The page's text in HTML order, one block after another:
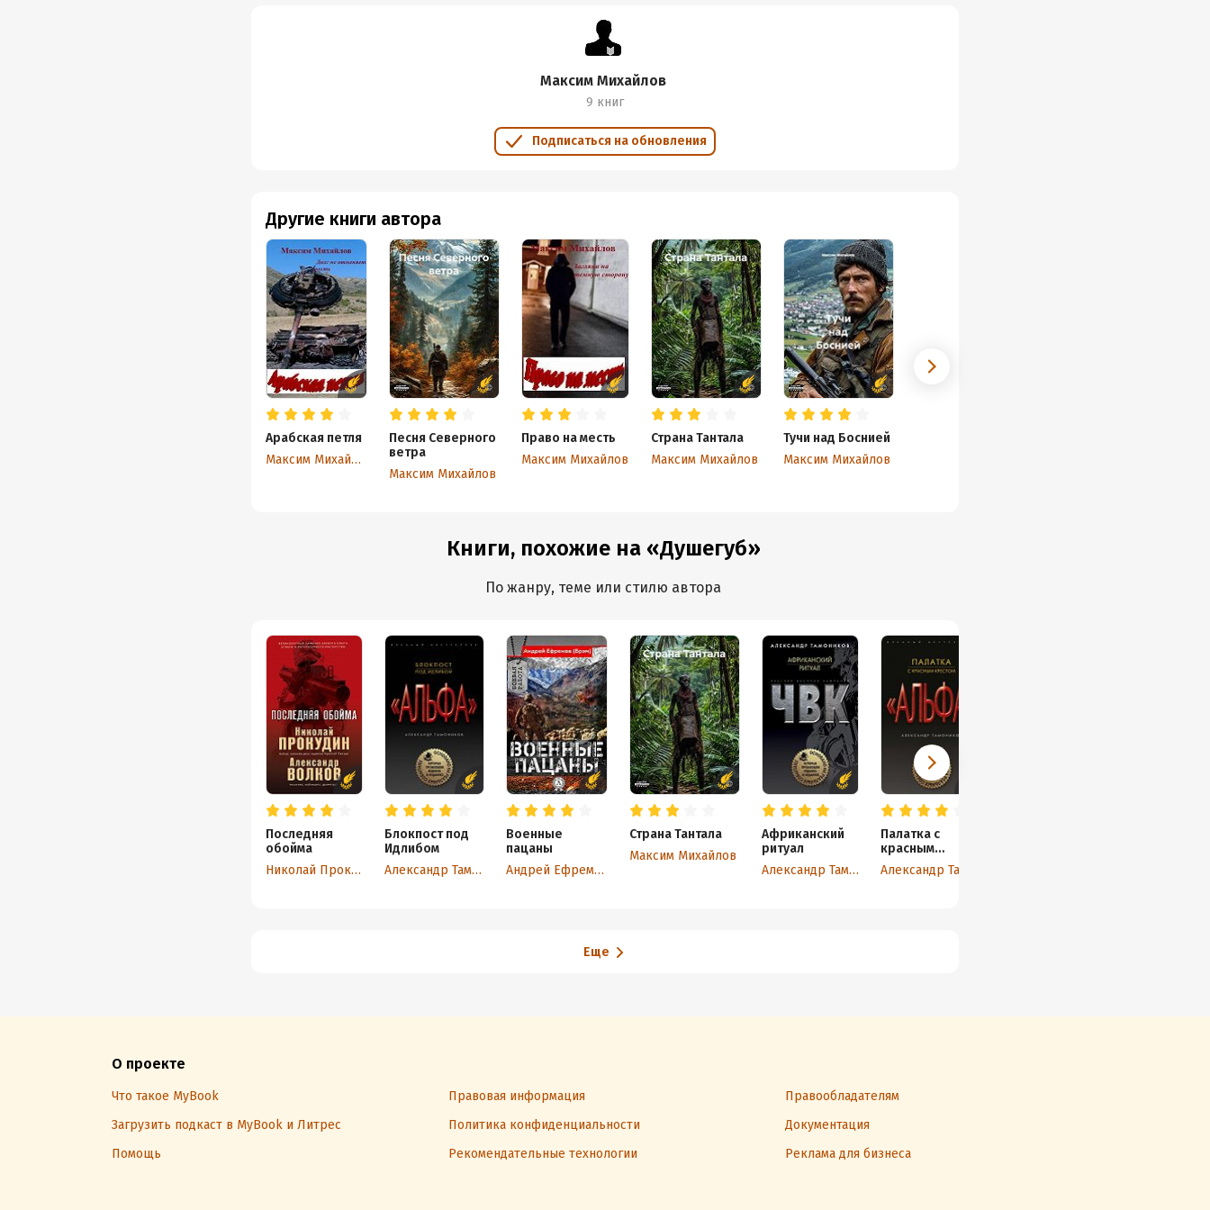
Максим Михайлов
9 книг
Подписаться на обновления
Другие книги автора
Арабская петля
Максим Михайлов
Песня Северного
ветра
Максим Михайлов
Право на месть
Максим Михайлов
Страна Тантала
Максим Михайлов
Тучи над Боснией
Максим Михайлов
Книги, похожие на «Душегуб»
По жанру, теме или стилю автора
Последняя
обойма
Николай Прокудин
Блокпост под
Идлибом
Александр Тамоников
Военные
пацаны
Андрей Ефремов (Брэм)
Страна Тантала
Максим Михайлов
Африканский
ритуал
Александр Тамоников
Палатка с
красным
крестом
Еще
О проекте
Что такое MyBook Правовая информация
Правообладателям
Загрузить подкаст в MyBook и Литрес
Политика конфиденциальности
Документация
Помощь
Рекомендательные технологии Реклама для бизнеса